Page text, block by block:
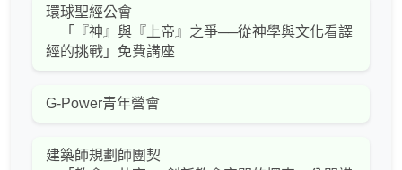
環球聖經公會
「『神』與『上帝』之爭──從神學與文化看譯
經的挑戰」免費講座
G-Power青年營會
建築師規劃師團契